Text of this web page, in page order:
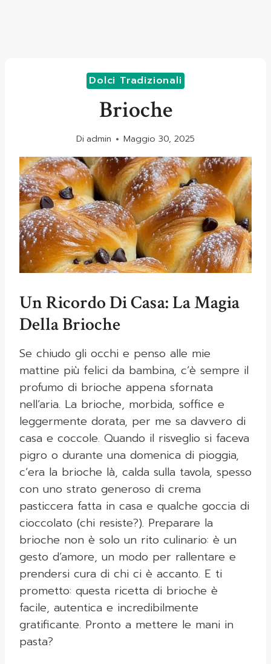
Dolci Tradizionali
Brioche
Di admin Maggio 30, 2025
Un Ricordo Di Casa: La Magia
Della Brioche
Se chiudo gli occhi e penso alle mie
mattine più felici da bambina, c’è sempre il
profumo di brioche appena sfornata
nell’aria. La brioche, morbida, soffice e
leggermente dorata, per me sa davvero di
casa e coccole. Quando il risveglio si faceva
pigro o durante una domenica di pioggia,
c’era la brioche là, calda sulla tavola, spesso
con uno strato generoso di crema
pasticcera fatta in casa e qualche goccia di
cioccolato (chi resiste?). Preparare la
brioche non è solo un rito culinario: è un
gesto d’amore, un modo per rallentare e
prendersi cura di chi ci è accanto. E ti
prometto: questa ricetta di brioche è
facile, autentica e incredibilmente
gratificante. Pronto a mettere le mani in
pasta?